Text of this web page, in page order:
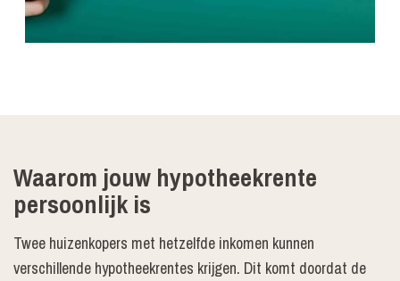
Waarom jouw hypotheekrente
persoonlijk is
Twee huizenkopers met hetzelfde inkomen kunnen
verschillende hypotheekrentes krijgen. Dit komt doordat de